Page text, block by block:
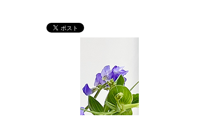
982F-40FD-
AD0B-
290E24FD8728